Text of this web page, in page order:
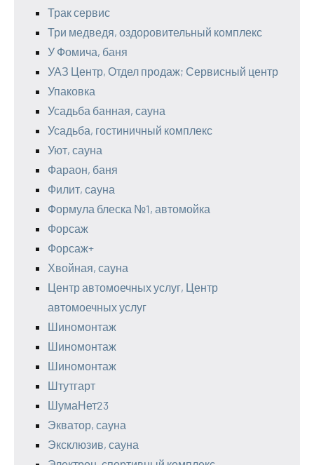
Трак сервис
Три медведя, оздоровительный комплекс
У Фомича, баня
УАЗ Центр, Отдел продаж; Сервисный центр
Упаковка
Усадьба банная, сауна
Усадьба, гостиничный комплекс
Уют, сауна
Фараон, баня
Филит, сауна
Формула блеска №1, автомойка
Форсаж
Форсаж+
Хвойная, сауна
Центр автомоечных услуг, Центр
автомоечных услуг
Шиномонтаж
Шиномонтаж
Шиномонтаж
Штутгарт
ШумаНет23
Экватор, сауна
Эксклюзив, сауна